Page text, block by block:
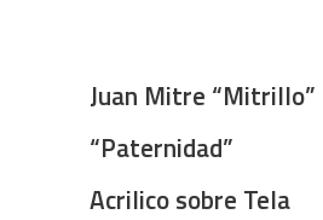
Juan Mitre “Mitrillo”
“Paternidad”
Acrilico sobre Tela